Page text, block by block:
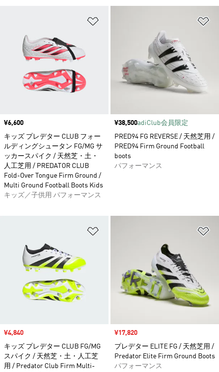
価格
¥6,600
キッズ プレデター CLUB フォー
ルディングシュータン FG/MG サ
ッカースパイク / 天然芝・土・
人工芝用 / PREDATOR CLUB
Fold-Over Tongue Firm Ground /
Multi Ground Football Boots Kids
キッズ／子供用 パフォーマンス
価格
¥38,500adiClub会員限定
PRED94 FG REVERSE / 天然芝用 /
PRED94 Firm Ground Football
boots
パフォーマンス
セール価格
¥4,840
キッズ プレデター CLUB FG/MG
スパイク / 天然芝・土・人工芝
用 / Predator Club Firm Multi-
セール価格
¥17,820
プレデター ELITE FG / 天然芝用 /
Predator Elite Firm Ground Boots
パフォーマンス